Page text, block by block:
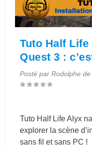
Tuto Half
Quest 3 :
Posté parRodolphe
Tuto Half Life Alyx
explorer la scène
sans fil et sans PC !